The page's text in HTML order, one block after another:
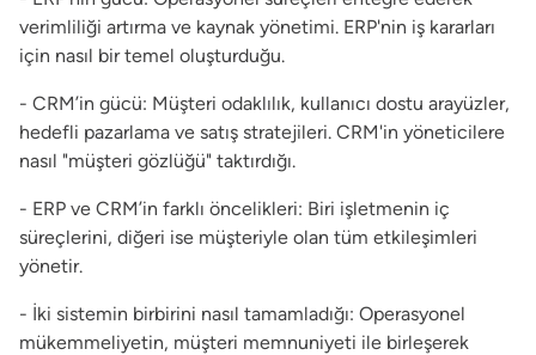
verimliliği artırma ve kaynak yönetimi. ERP'nin iş kararları
için nasıl bir temel oluşturduğu.
- CRM’in gücü: Müşteri odaklılık, kullanıcı dostu arayüzler,
hedefli pazarlama ve satış stratejileri. CRM'in yöneticilere
nasıl "müşteri gözlüğü" taktırdığı.
- ERP ve CRM’in farklı öncelikleri: Biri işletmenin iç
süreçlerini, diğeri ise müşteriyle olan tüm etkileşimleri
yönetir.
- İki sistemin birbirini nasıl tamamladığı: Operasyonel
mükemmeliyetin, müşteri memnuniyeti ile birleşerek